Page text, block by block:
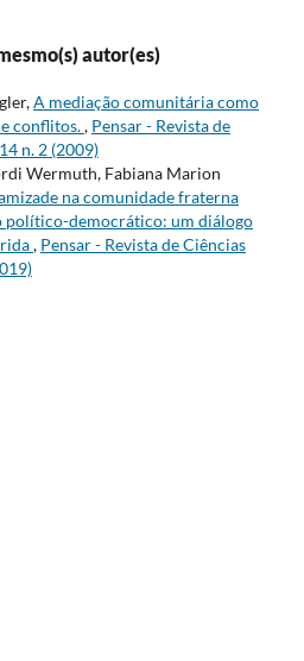
autor(es)
A mediação comunitária como
conflitos., Pensar - Revista de
n. 2 (2009)
Wermuth, Fabiana Marion
na comunidade fraterna
político-democrático: um diálogo
, Pensar - Revista de Ciências